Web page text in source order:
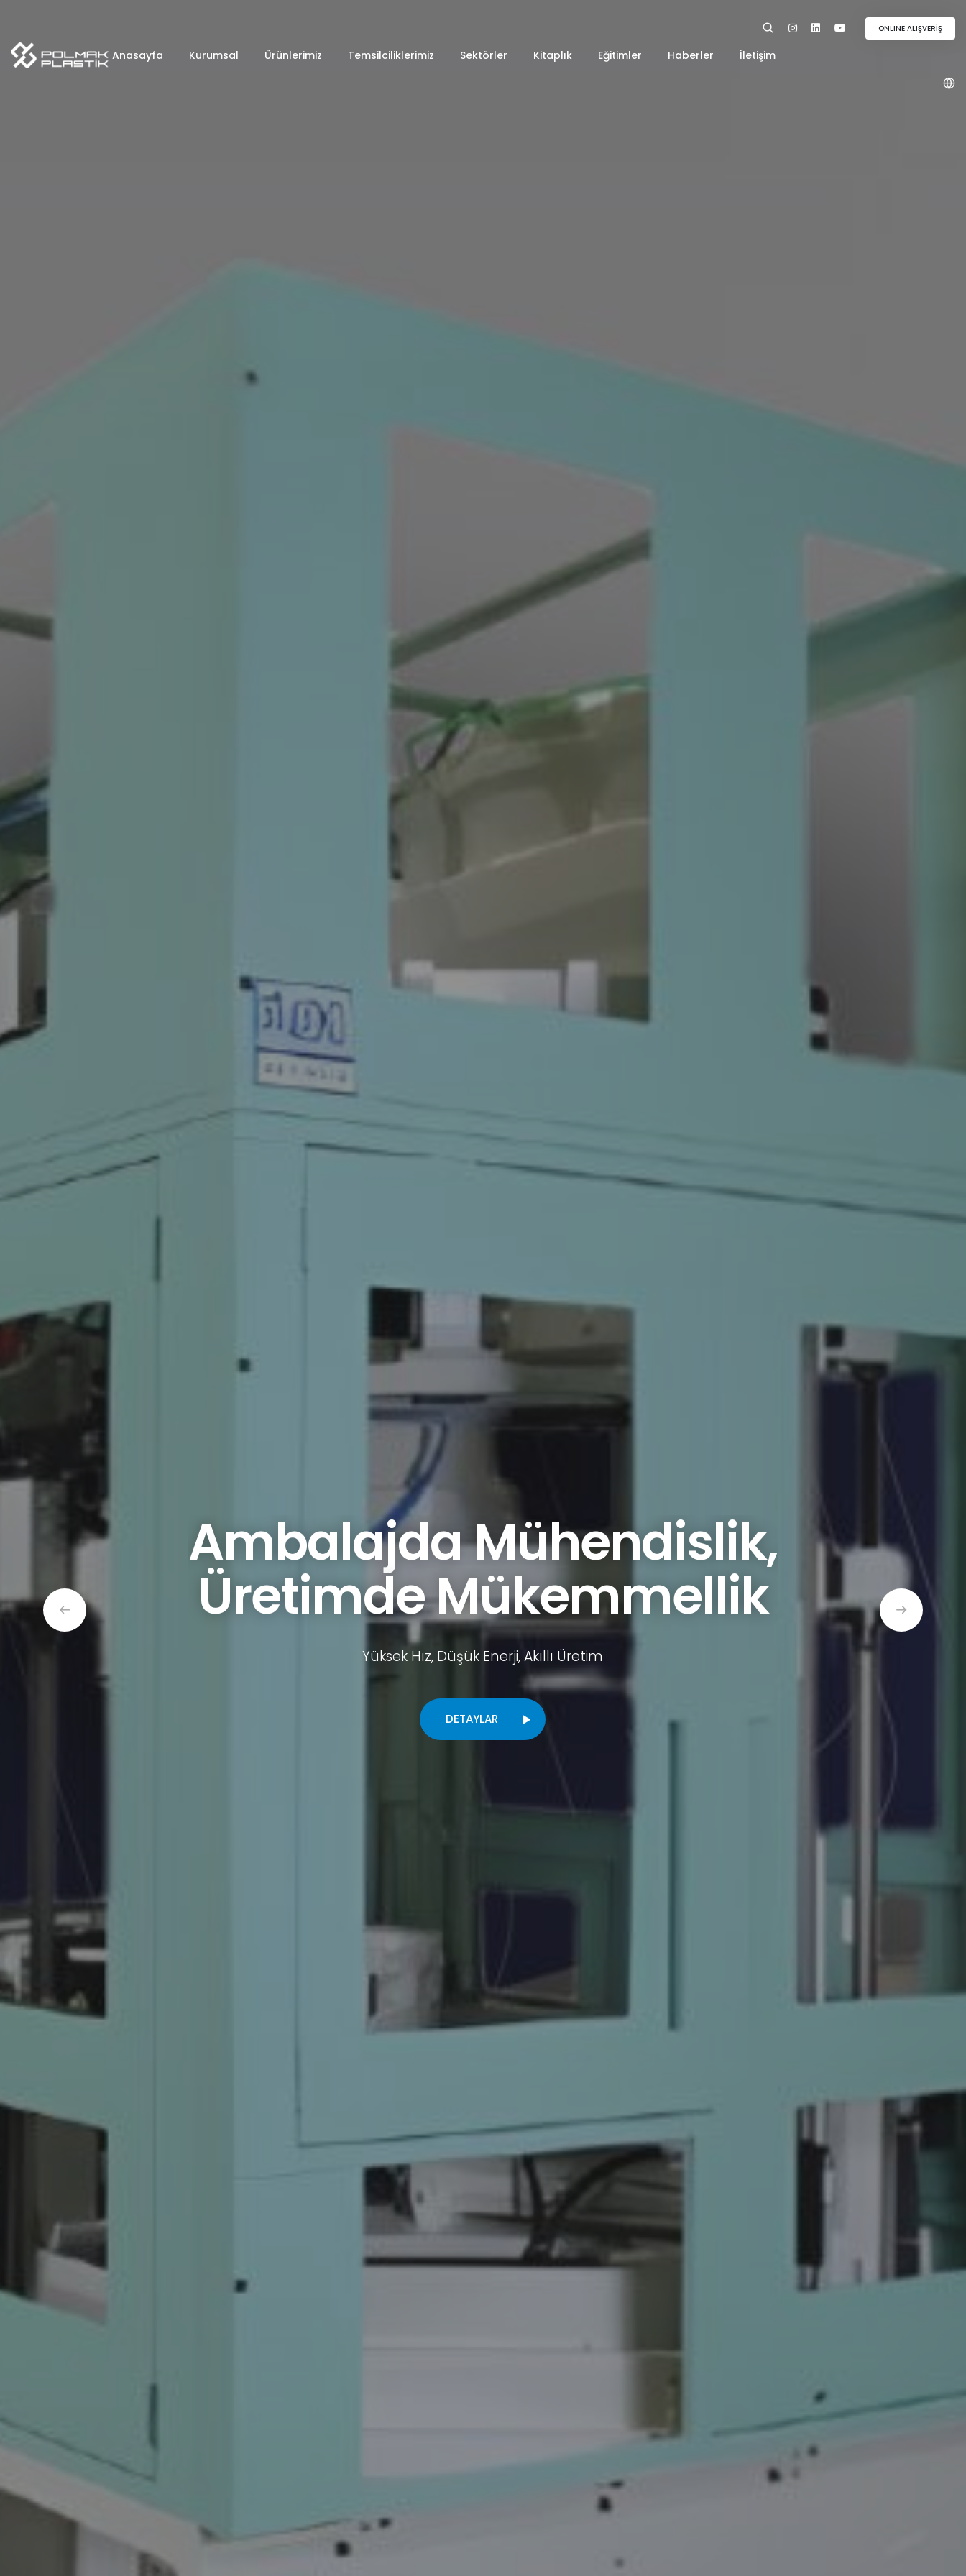
Anasayfa Kurumsal Ürünlerimiz Temsilciliklerimiz Sektörler Kitaplık Eğitimler Haberler İletişim
ONLINE ALIŞVERİŞ
Ambalajda Mühendislik,
Üretimde Mükemmellik
Yüksek Hız, Düşük Enerji, Akıllı Üretim
DETAYLAR